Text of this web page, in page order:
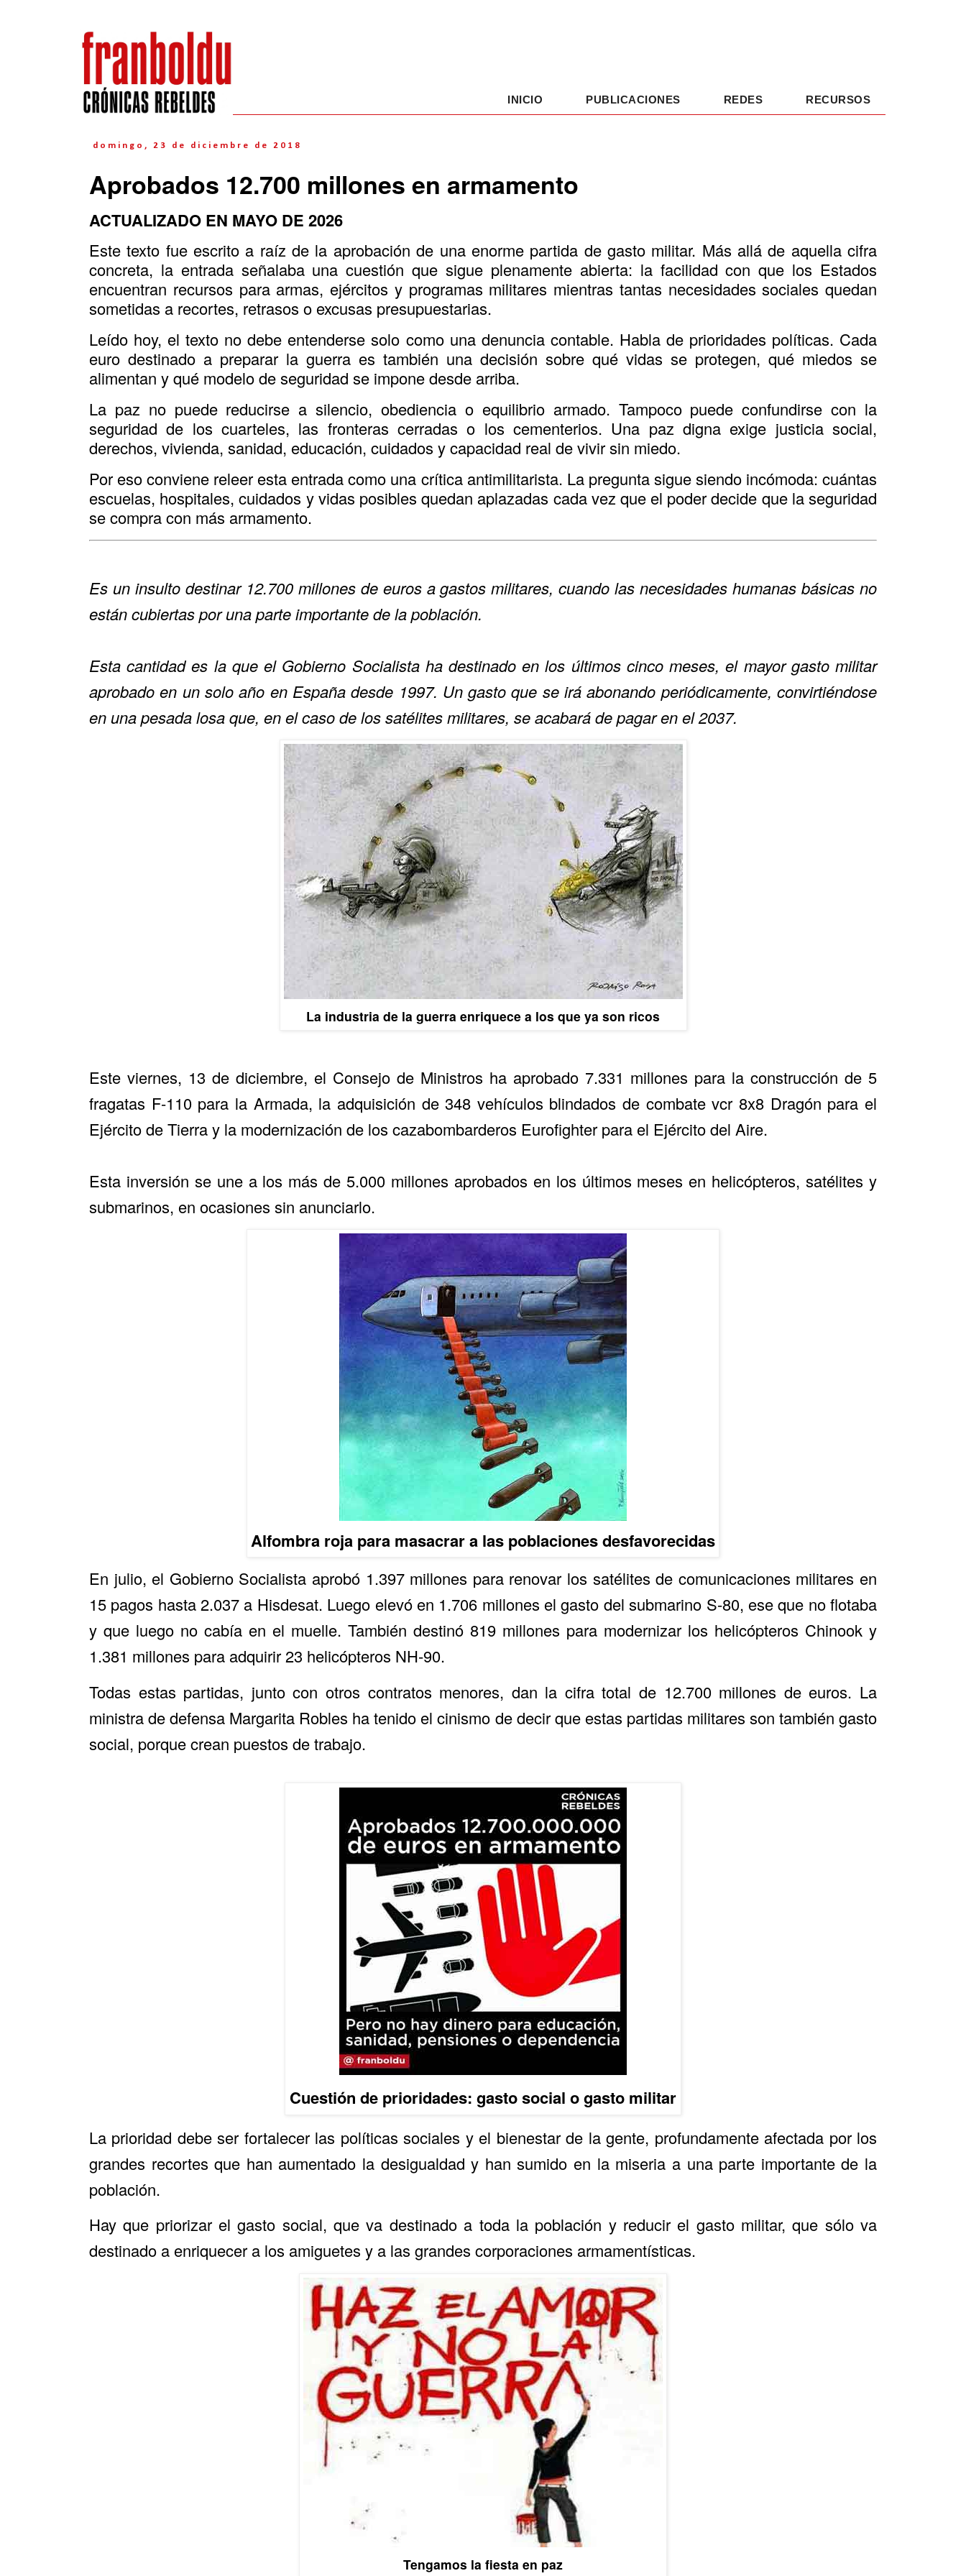
INICIO PUBLICACIONES REDES RECURSOS
domingo, 23 de diciembre de 2018
Aprobados 12.700 millones en armamento
ACTUALIZADO EN MAYO DE 2026
Este texto fue escrito a raíz de la aprobación de una enorme partida de gasto militar. Más allá de aquella cifra
concreta, la entrada señalaba una cuestión que sigue plenamente abierta: la facilidad con que los Estados
encuentran recursos para armas, ejércitos y programas militares mientras tantas necesidades sociales quedan
sometidas a recortes, retrasos o excusas presupuestarias.
Leído hoy, el texto no debe entenderse solo como una denuncia contable. Habla de prioridades políticas. Cada
euro destinado a preparar la guerra es también una decisión sobre qué vidas se protegen, qué miedos se
alimentan y qué modelo de seguridad se impone desde arriba.
La paz no puede reducirse a silencio, obediencia o equilibrio armado. Tampoco puede confundirse con la
seguridad de los cuarteles, las fronteras cerradas o los cementerios. Una paz digna exige justicia social,
derechos, vivienda, sanidad, educación, cuidados y capacidad real de vivir sin miedo.
Por eso conviene releer esta entrada como una crítica antimilitarista. La pregunta sigue siendo incómoda: cuántas
escuelas, hospitales, cuidados y vidas posibles quedan aplazadas cada vez que el poder decide que la seguridad
se compra con más armamento.
Es un insulto destinar 12.700 millones de euros a gastos militares, cuando las necesidades humanas básicas no
están cubiertas por una parte importante de la población.
Esta cantidad es la que el Gobierno Socialista ha destinado en los últimos cinco meses,el mayor gasto militar
aprobado en un solo año en España desde 1997. Un gasto que se irá abonando periódicamente, convirtiéndose
en una pesada losa que, en el caso de los satélites militares, se acabará de pagar en el 2037.
La industria de la guerra enriquece a los que ya son ricos
Este viernes, 13 de diciembre, el Consejo de Ministros ha aprobado 7.331 millones para la construcción de 5
fragatas F-110 para la Armada, la adquisición de 348 vehículos blindados de combate vcr 8x8 Dragón para el
Ejército de Tierra y la modernización de los cazabombarderos Eurofighter para el Ejército del Aire.
Esta inversión se une a los más de 5.000 millones aprobados en los últimos meses en helicópteros, satélites y
submarinos, en ocasiones sin anunciarlo.
Alfombra roja para masacrar a las poblaciones desfavorecidas
En julio, el Gobierno Socialista aprobó 1.397 millones para renovar los satélites de comunicaciones militares en
15 pagos hasta 2.037 a Hisdesat. Luego elevó en 1.706 millones el gasto del submarino S-80, ese que no flotaba
y que luego no cabía en el muelle. También destinó 819 millones para modernizar los helicópteros Chinook y
1.381 millones para adquirir 23 helicópteros NH-90.
Todas estas partidas, junto con otros contratos menores, dan la cifra total de 12.700 millones de euros. La
ministra de defensa Margarita Robles ha tenido el cinismo de decir que estas partidas militares son también gasto
social, porque crean puestos de trabajo.
Cuestión de prioridades: gasto social o gasto militar
La prioridad debe ser fortalecer las políticas sociales y el bienestar de la gente, profundamente afectada por los
grandes recortes que han aumentado la desigualdad y han sumido en la miseria a una parte importante de la
población.
Hay que priorizar el gasto social, que va destinado a toda la población y reducir el gasto militar, que sólo va
destinado a enriquecer a los amiguetes y a las grandes corporaciones armamentísticas.
Tengamos la fiesta en paz